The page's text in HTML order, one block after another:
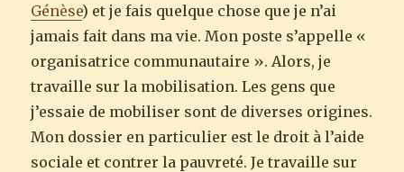
Génèse) et je fais quelque chose que je n’ai
jamais fait dans ma vie. Mon poste s’appelle «
organisatrice communautaire ». Alors, je
travaille sur la mobilisation. Les gens que
j’essaie de mobiliser sont de diverses origines.
Mon dossier en particulier est le droit à l’aide
sociale et contrer la pauvreté. Je travaille sur